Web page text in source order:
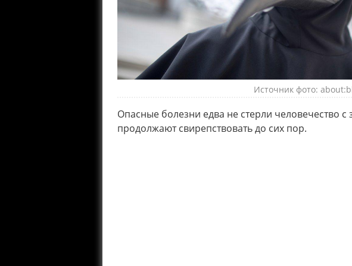
Источник фото:
Опасные болезни едва не стерли человечество
продолжают свирепствовать до сих пор.